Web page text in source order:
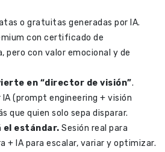
o gratuitas generadas por IA.
con certificado de
pero con valor emocional y de
en “director de visión”.
IA (prompt engineering + visión
que quien solo sepa disparar.
el estándar. Sesión real para
IA para escalar, variar y optimizar.